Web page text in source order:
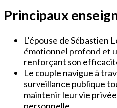
Principaux
L’épouse de Sébastien
émotionnel profond et
renforçant son
Le couple navigue à
surveillance publique
maintenir leur vie
personnelle.